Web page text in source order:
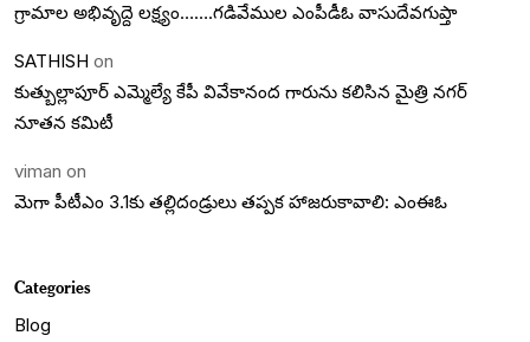
గ్రామాల అభివృద్దె లక్ష్యం…….గడివేముల ఎంపీడీఓ వాసుదేవగుప్తా
SATHISH on
కుత్బుల్లాపూర్ ఎమ్మెల్యే కేపీ వివేకానంద గారును కలిసిన మైత్రి నగర్
నూతన కమిటీ
viman on
మెగా పీటీఎం 3.1కు తల్లిదండ్రులు తప్పక హాజరుకావాలి: ఎంఈఓ
Categories
Blog